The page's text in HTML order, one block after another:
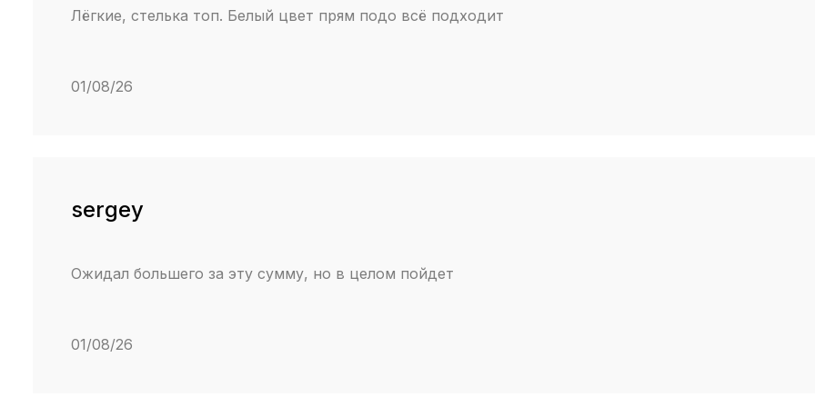
Лёгкие, стелька топ. Белый цвет прям подо всё подходит
01/08/26
sergey
Ожидал большего за эту сумму, но в целом пойдет
01/08/26